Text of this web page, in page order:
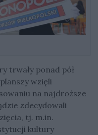
trwały ponad pół
wzięli
na najdroższe
zdecydowali
tj. m.in.
kultury